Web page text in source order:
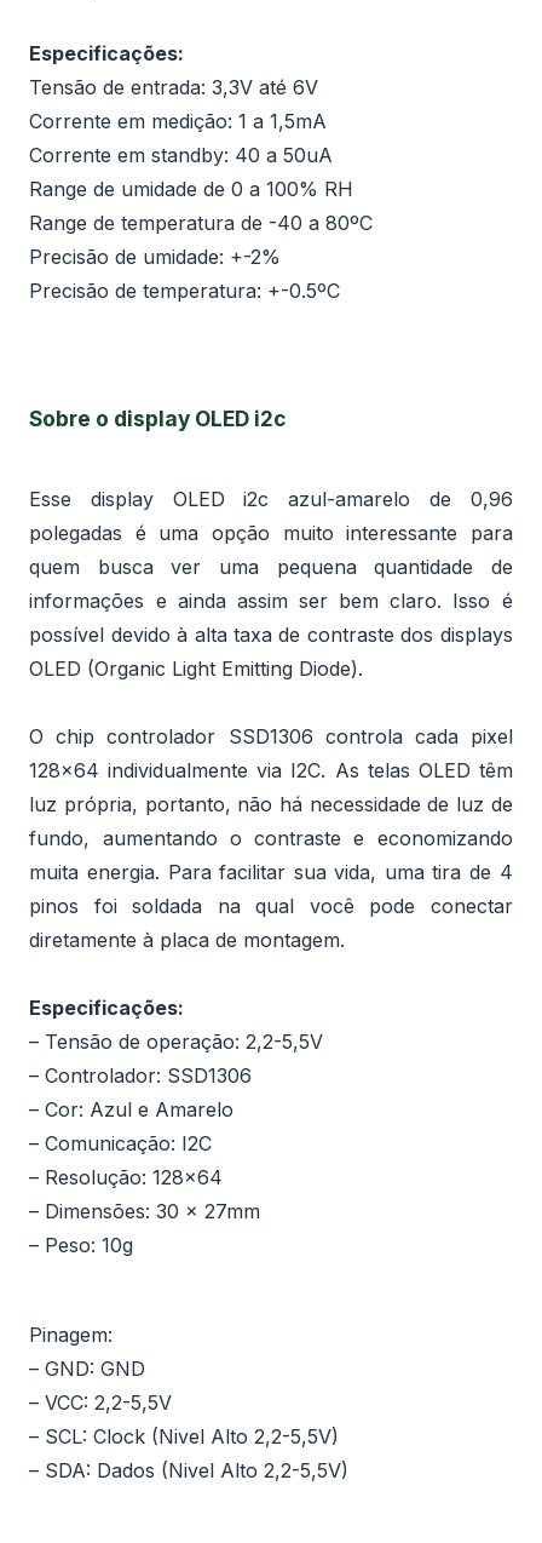
Especificações:
Tensão de entrada: 3,3V até 6V
Corrente em medição: 1 a 1,5mA
Corrente em standby: 40 a 50uA
Range de umidade de 0 a 100% RH
Range de temperatura de -40 a 80ºC
Precisão de umidade: +-2%
Precisão de temperatura: +-0.5ºC
Sobre o display OLED i2c
Esse display OLED i2c azul-amarelo de 0,96
polegadas é uma opção muito interessante para
quem busca ver uma pequena quantidade de
informações e ainda assim ser bem claro. Isso é
possível devido à alta taxa de contraste dos displays
OLED (Organic Light Emitting Diode).
O chip controlador SSD1306 controla cada pixel
128×64 individualmente via I2C. As telas OLED têm
luz própria, portanto, não há necessidade de luz de
fundo, aumentando o contraste e economizando
muita energia. Para facilitar sua vida, uma tira de 4
pinos foi soldada na qual você pode conectar
diretamente à placa de montagem.
Especificações:
– Tensão de operação: 2,2-5,5V
– Controlador: SSD1306
– Cor: Azul e Amarelo
– Comunicação: I2C
– Resolução: 128×64
– Dimensões: 30 x 27mm
– Peso: 10g
Pinagem:
– GND: GND
– VCC: 2,2-5,5V
– SCL: Clock (Nivel Alto 2,2-5,5V)
– SDA: Dados (Nivel Alto 2,2-5,5V)